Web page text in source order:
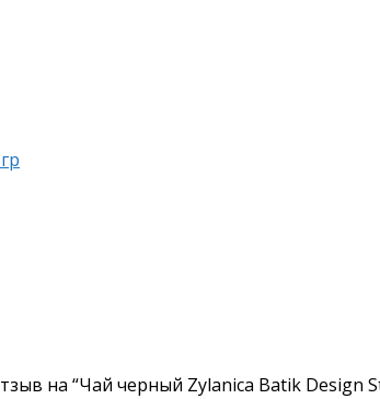
на “Чай черный Zylanica Batik Design